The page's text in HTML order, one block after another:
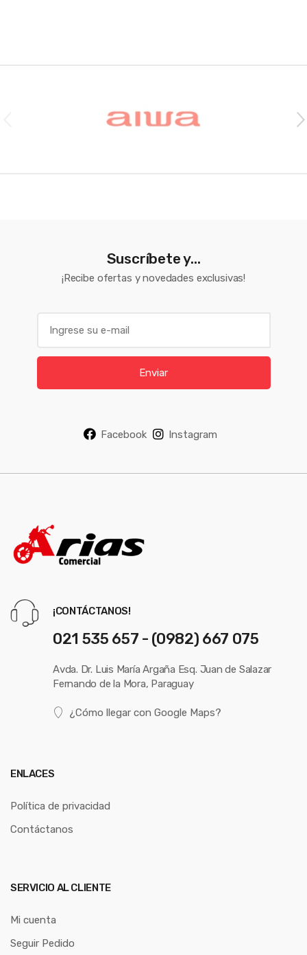
Suscríbete y...
¡Recibe ofertas y novedades exclusivas!
l
Enviar
Facebook Instagram
¡CONTÁCTANOS!
021 535 657 - (0982) 667 075
Avda. Dr. Luis María Argaña Esq. Juan de Salazar
Fernando de la Mora, Paraguay
¿Cómo llegar con Google Maps?
ENLACES
Política de privacidad
Contáctanos
SERVICIO AL CLIENTE
Mi cuenta
Seguir Pedido